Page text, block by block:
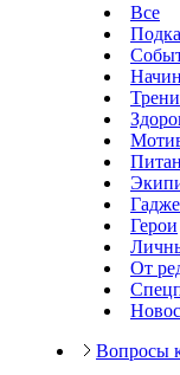
Все
Герои
От
Вопросы